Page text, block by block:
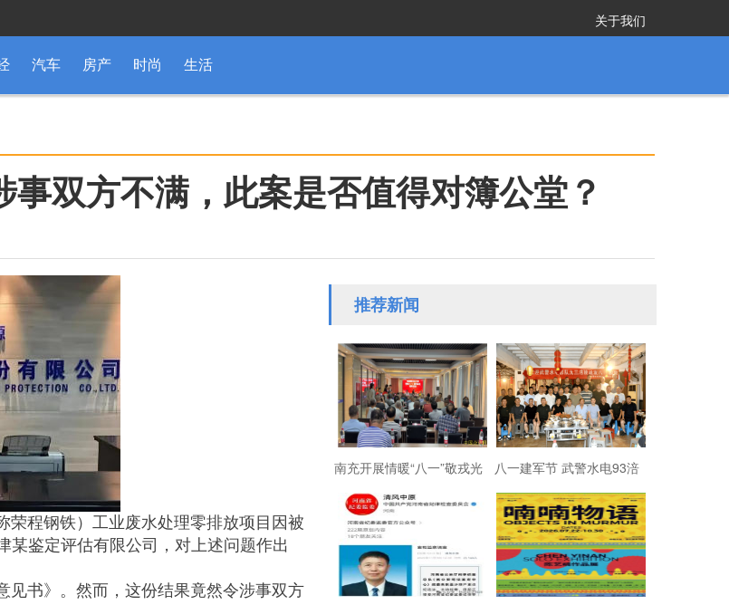
关于我们
汽车 房产 时尚 生活
双方不满，此案是否值得对簿公堂？
程钢铁）工业废水处理零排放项目因被
某鉴定评估有限公司，对上述问题作出
书》。然而，这份结果竟然令涉事双方
推荐新闻
南充开展情暖“八一”敬戎光
·拥军助老进社区慰问活动
八一建军节 武警水电93涪
陵战友欢聚磐石玉寨赓续
军旅初心